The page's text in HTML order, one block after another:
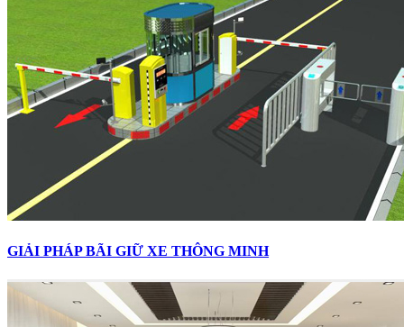
GIẢI PHÁP BÃI GIỮ XE THÔNG MINH